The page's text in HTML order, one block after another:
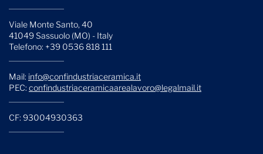
Viale Monte Santo, 40
41049 Sassuolo (MO) - Italy
Telefono: +39 0536 818 111
Mail: info@confindustriaceramica.it
PEC: confindustriaceramicaarealavoro@legalmail.it
CF: 93004930363